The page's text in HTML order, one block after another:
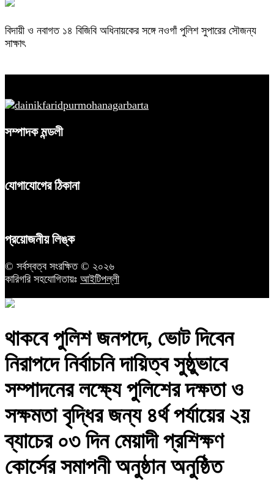
বিদায়ী ও নবাগত ১৪ বিজিবি অধিনায়কের সঙ্গে নওগাঁ পুলিশ সুপারের সৌজন্য
সাক্ষাৎ
সম্পাদক মন্ডলী
যোগাযোগের ঠিকানা
প্রয়োজনীয় লিঙ্ক
© সর্বস্বত্ব সংরক্ষিত © ২০২৬
কারিগরি সহযোগিতায়ঃ আইটিপল্লী
থাকবে পুলিশ জনপদে, ভোট দিবেন
নিরাপদে নির্বাচনি দায়িত্ব সুষ্ঠুভাবে
সম্পাদনের লক্ষ্যে পুলিশের দক্ষতা ও
সক্ষমতা বৃদ্ধির জন্য ৪র্থ পর্যায়ের ২য়
ব্যাচের ০৩ দিন মেয়াদী প্রশিক্ষণ
কোর্সের সমাপনী অনুষ্ঠান অনুষ্ঠিত